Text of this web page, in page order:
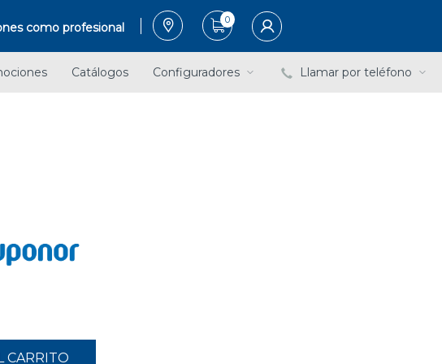
como profesional
0
Catálogos Configuradores Llamar por teléfono
CARRITO